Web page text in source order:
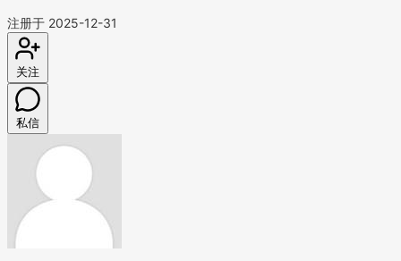
注册于 2025-12-31
关注
私信